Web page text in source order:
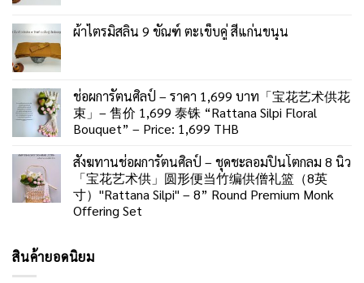
ผ้าไตรมิสลิน 9 ขัณฑ์ ตะเข็บคู่ สีแก่นขนุน
ช่อผการัตนศิลป์ – ราคา 1,699 บาท「宝花艺术供花
束」– 售价 1,699 泰铢 “Rattana Silpi Floral
Bouquet” – Price: 1,699 THB
สังฆทานช่อผการัตนศิลป์ – ชุดชะลอมปิ่นโตกลม 8 นิ้ว
「宝花艺术供」圆形便当竹编供僧礼篮（8英
寸）"Rattana Silpi" – 8” Round Premium Monk
Offering Set
สินค้ายอดนิยม